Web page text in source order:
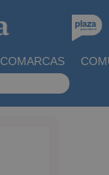
COMARCAS